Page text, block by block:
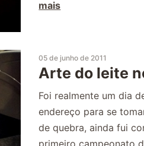
mais
05 de junho de 2011
Arte do leite
Foi realmente um dia
endereço para se
de quebra, ainda fui
primeiro campeonato